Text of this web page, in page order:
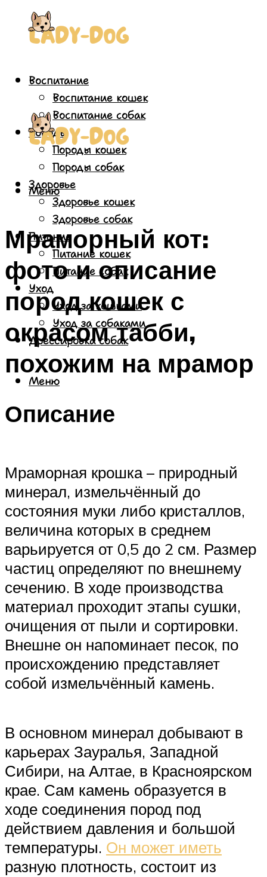
Воспитание
Воспитание кошек
Воспитание собак
Породы
Породы кошек
Породы собак
Здоровье
Здоровье кошек
Здоровье собак
Питание
Питание кошек
Питание собак
Уход
Уход за кошками
Уход за собаками
Дрессировка собак
Меню
Меню
Мраморный кот:
фото и описание
пород кошек с
окрасом табби,
похожим на мрамор
Описание
Мраморная крошка – природный
минерал, измельчённый до
состояния муки либо кристаллов,
величина которых в среднем
варьируется от 0,5 до 2 см. Размер
частиц определяют по внешнему
сечению. В ходе производства
материал проходит этапы сушки,
очищения от пыли и сортировки.
Внешне он напоминает песок, по
происхождению представляет
собой измельчённый камень.
В основном минерал добывают в
карьерах Зауралья, Западной
Сибири, на Алтае, в Красноярском
крае. Сам камень образуется в
ходе соединения пород под
действием давления и большой
температуры. Он может иметь
разную плотность, состоит из